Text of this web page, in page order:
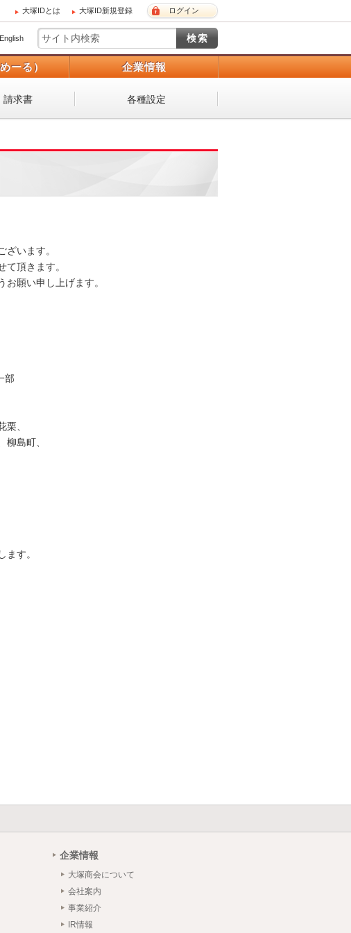
大塚IDとは 大塚ID新規登録 ログイン
English
ーる） 企業情報
請求書 各種設定
います。
頂きます。
願い申し上げます。
部
、
島町、
す。
企業情報
大塚商会について
会社案内
事業紹介
IR情報